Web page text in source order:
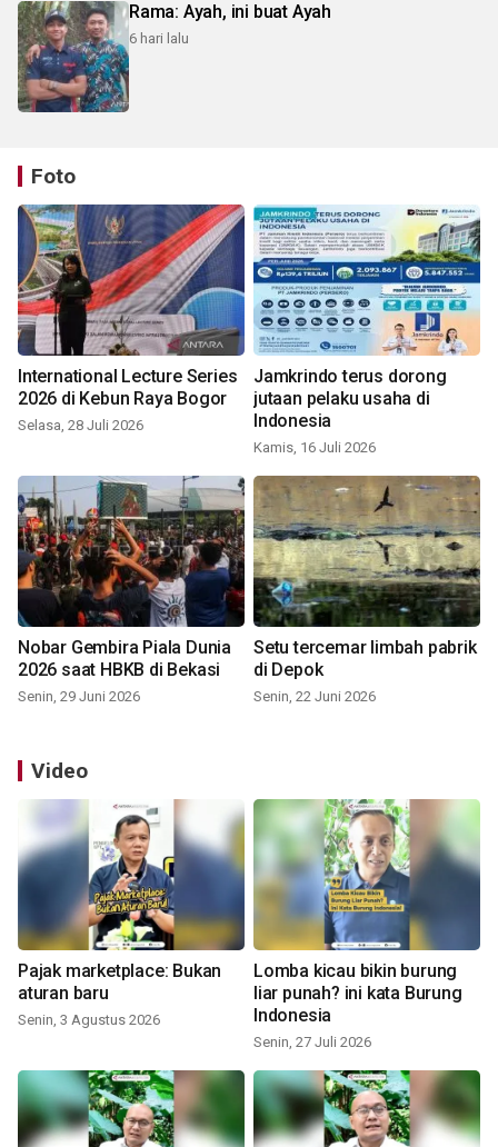
Rama: Ayah, ini buat Ayah
6 hari lalu
Foto
International Lecture Series
2026 di Kebun Raya Bogor
Selasa, 28 Juli 2026
Jamkrindo terus dorong
jutaan pelaku usaha di
Indonesia
Kamis, 16 Juli 2026
Nobar Gembira Piala Dunia
2026 saat HBKB di Bekasi
Senin, 29 Juni 2026
Setu tercemar limbah pabrik
di Depok
Senin, 22 Juni 2026
Video
Pajak marketplace: Bukan
aturan baru
Senin, 3 Agustus 2026
Lomba kicau bikin burung
liar punah? ini kata Burung
Indonesia
Senin, 27 Juli 2026